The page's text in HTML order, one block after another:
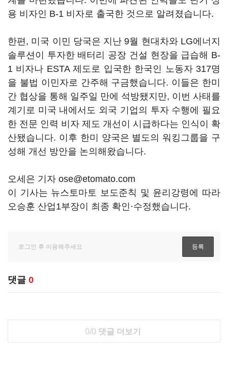
용 비자인 B-1 비자로 출국한 것으로 알려졌습니다.
한편, 미국 이민 당국은 지난 9월 현대차와 LG에너지
솔루션이 투자한 배터리 공장 건설 현장을 급습해 B-
1 비자나 ESTA 제도로 입국한 한국인 노동자 317명
을 불법 이민자로 간주해 구금했습니다. 이들은 한미
간 협상을 통해 일주일 만에 석방됐지만, 이번 사태를
계기로 미국 내에서도 외국 기업의 투자 수행에 필요
한 전문 인력 비자 제도 개선이 시급하다는 인식이 확
산됐습니다. 이후 한미 양국은 별도의 워킹그룹을 구
성해 개선 방안을 논의해왔습니다.
오세은 기자 ose@etomato.com
이 기사는 뉴스토마토 보도준칙 및 윤리강령에 따라
오승훈 산업1부장이 최종 확인·수정했습니다.
댓글 0
0/0 댓글 더보기